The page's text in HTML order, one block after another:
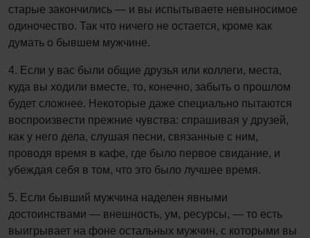
старые закончились — и вы испытываете невыносимое
одиночество. Так что ничего не остается, кроме как
думать о бывшем мужчине.
4. Если у вас были общие друзья или коллеги, места,
куда вы ходили вместе, то, конечно, забыть о прошлом
будет сложнее. Некоторые даже специально пытаются
воспроизвести прежние чувства: спрашивая у друзей,
как у него дела, слушая песни, связанные с ним,
проводя время в кафе, где было первое свидание, и
убеждая себя в том, что это было лучшее время.
5. Если бывший мужчина наделен явными
достоинствами — внешность, ум, ресурсы, — то есть
выигрывает на фоне остальных мужчин, с которыми вы